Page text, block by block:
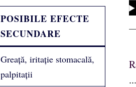
POSIBILE EFECTE
SECUNDARE
Greață, iritație stomacală,
palpitații